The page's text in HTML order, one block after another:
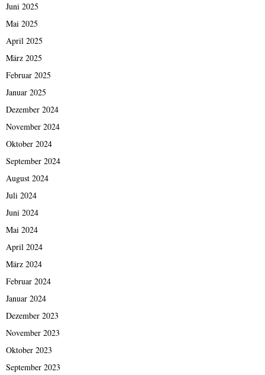
Juni 2025
Mai 2025
April 2025
März 2025
Februar 2025
Januar 2025
Dezember 2024
November 2024
Oktober 2024
September 2024
August 2024
Juli 2024
Juni 2024
Mai 2024
April 2024
März 2024
Februar 2024
Januar 2024
Dezember 2023
November 2023
Oktober 2023
September 2023